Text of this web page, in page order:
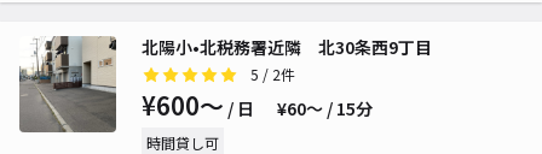
北陽小•北税務署近隣 北30条西9丁目
5 / 2件
¥600〜 / 日 ¥60〜 / 15分
時間貸し可